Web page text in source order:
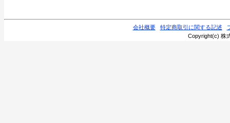
会社概要 特定商取引に関する記述
Copyright(c) 株